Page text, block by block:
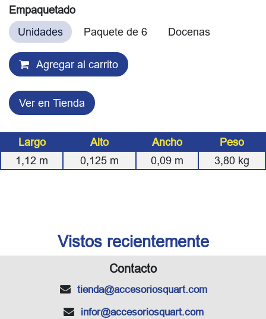
Empaquetado
Unidades
Paquete de 6 Docenas
Agregar al carrito
Ver en Tienda
Largo Alto Ancho
Peso
1,12 m 0,125 m 0,09 m 3,80 kg
Vistos recientemente
Contacto
tienda@accesoriosquart.com
infor@accesoriosquart.com